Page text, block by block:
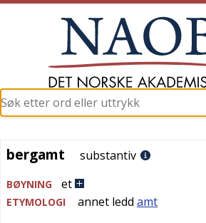
bergamt
bergamt substantiv
BØYNING et
ETYMOLOGI annet ledd amt